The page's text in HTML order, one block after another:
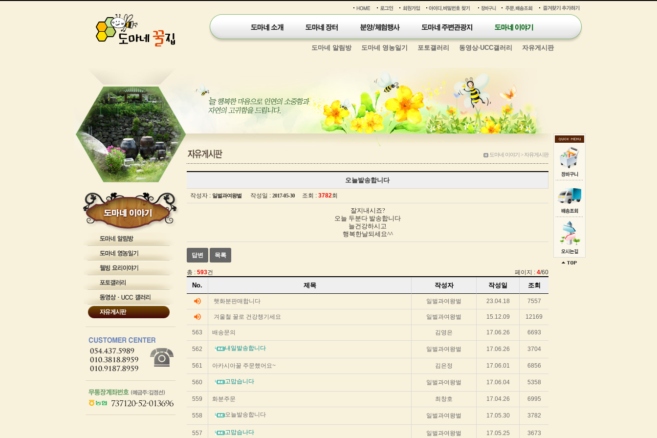
도마네 알림방 도마네 영농일기 포토갤러리 동영상·UCC갤러리 자유게시판
도마네 이야기 > 자유게시판
글
보
블
게
시
글
을
보
기
한
이
블
입
니
오늘발송합니다
작성자 : 일벌과여왕벌 작성일 : 2017-05-30 조회 : 3782회
잘지내시죠?
오늘 두분다 발송합니다
늘건강하시고
행복한날되세요^^
답변 목록
총 : 593건 페이지 : 4/60
게
리
트
순
번
목
성
작
성
조
회
수
No. 제목 작성자 작성일 조회
volume_up 햇화분판매합니다 일벌과여왕벌 23.04.18 7557
volume_up 겨울철 꿀로 건강챙기세요 일벌과여왕벌 15.12.09 12169
563 배송문의 김영은 17.06.26 6693
562 내일발송합니다 일벌과여왕벌 17.06.26 3704
561 아카시아꿀 주문했어요~ 김은정 17.06.01 6856
560 고맙습니다 일벌과여왕벌 17.06.04 5358
559 화분주문 최창호 17.04.26 6995
558 오늘발송합니다 일벌과여왕벌 17.05.30 3782
557 고맙습나다 일벌과여왕벌 17.05.25 3673